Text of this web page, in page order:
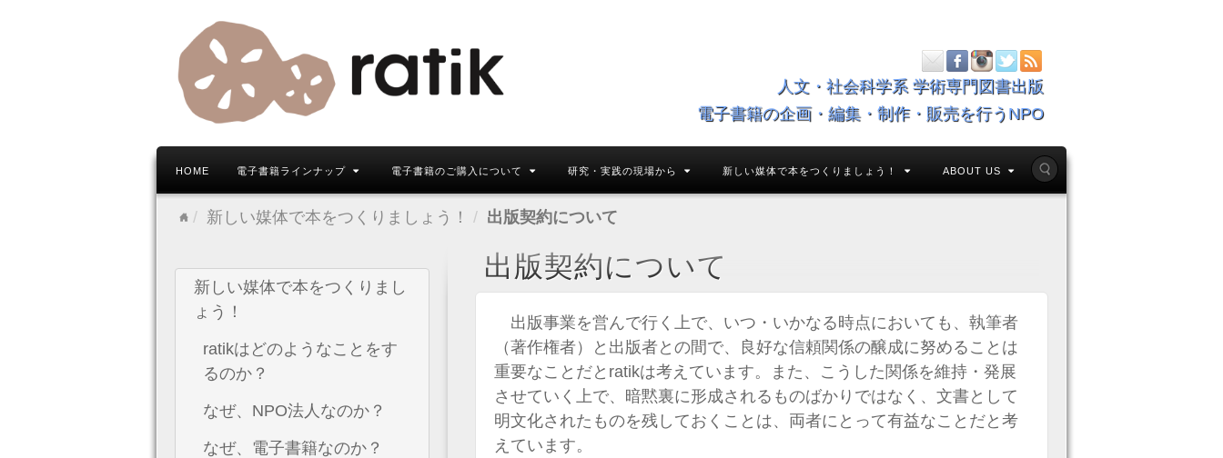
人文・社会科学系 学術専門図書出版
電子書籍の企画・編集・制作・販売を行うNPO
HOME 電子書籍ラインナップ 電子書籍のご購入について 研究・実践の現場から 新しい媒体で本をつくりましょう！ ABOUT US
新しい媒体で本をつくりましょう！ 出版契約について
新しい媒体で本をつくりまし
ょう！
ratikはどのようなことをす
るのか？
なぜ、NPO法人なのか？
なぜ、電子書籍なのか？
出版契約について
出版事業を営んで行く上で、いつ・いかなる時点においても、執筆者
（著作権者）と出版者との間で、良好な信頼関係の醸成に努めることは
重要なことだとratikは考えています。また、こうした関係を維持・発展
させていく上で、暗黙裏に形成されるものばかりではなく、文書として
明文化されたものを残しておくことは、両者にとって有益なことだと考
えています。